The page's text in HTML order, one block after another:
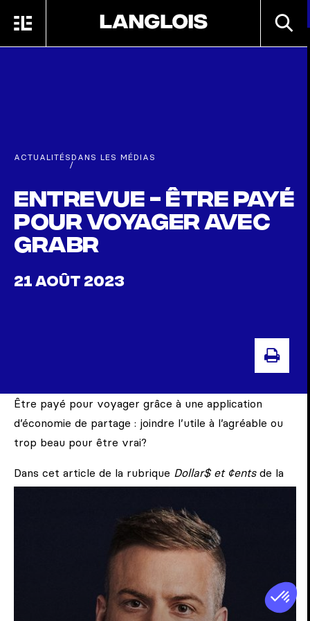
MENU
ACTUALITÉS
/
DANS LES MÉDIAS
Entrevue - Être payé
pour voyager avec
Grabr
21 AOÛT 2023
Être payé pour voyager grâce à une application
d’économie de partage : joindre l’utile à l’agréable ou
trop beau pour être vrai?
Dans cet article de la rubrique Dollar$ et ¢entsde la
s’intéresse à la plateforme Grabr, qui met en relation
des consommateurs à la recherche de marchandises
qu’ils ne peuvent se procurer localement avec des
voyageurs qui, moyennant rémunération, sont prêts à
transporter ces produits dans leurs bagages pour les
livrer à bon port.